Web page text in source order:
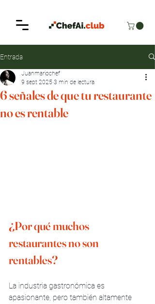
Entrada
6 señales de que tu restaurante
no es rentable
Juanmariochef
9 sept 2025 3 min de lectura
¿Por qué muchos
restaurantes no son
rentables?
La industria gastronómica es
apasionante, pero también altamente